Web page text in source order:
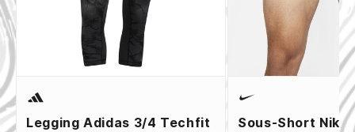
Legging Adidas 3/4 Techfit
Sous-Short Nike